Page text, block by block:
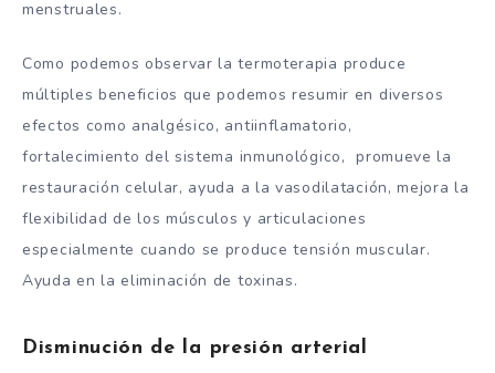
menstruales.
Como podemos observar la termoterapia produce
múltiples beneficios que podemos resumir en diversos
efectos como analgésico, antiinflamatorio,
fortalecimiento del sistema inmunológico, promueve la
restauración celular, ayuda a la vasodilatación, mejora la
flexibilidad de los músculos y articulaciones
especialmente cuando se produce tensión muscular.
Ayuda en la eliminación de toxinas.
Disminución de la presión arterial